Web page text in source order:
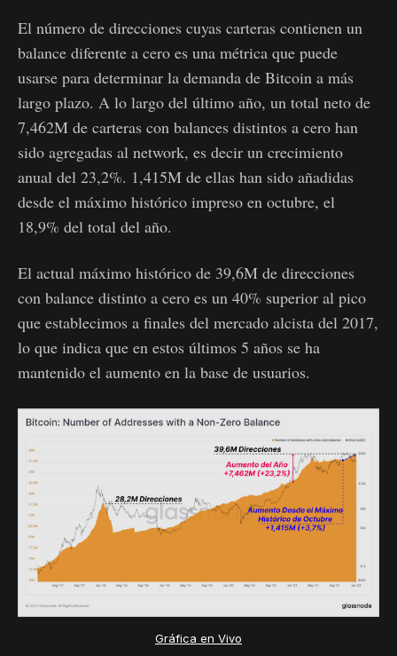
El número de direcciones cuyas carteras contienen un
balance diferente a cero es una métrica que puede
usarse para determinar la demanda de Bitcoin a más
largo plazo. A lo largo del último año, un total neto de
7,462M de carteras con balances distintos a cero han
sido agregadas al network, es decir un crecimiento
anual del 23,2%. 1,415M de ellas han sido añadidas
desde el máximo histórico impreso en octubre, el
18,9% del total del año.
El actual máximo histórico de 39,6M de direcciones
con balance distinto a cero es un 40% superior al pico
que establecimos a finales del mercado alcista del 2017,
lo que indica que en estos últimos 5 años se ha
mantenido el aumento en la base de usuarios.
Gráfica en Vivo